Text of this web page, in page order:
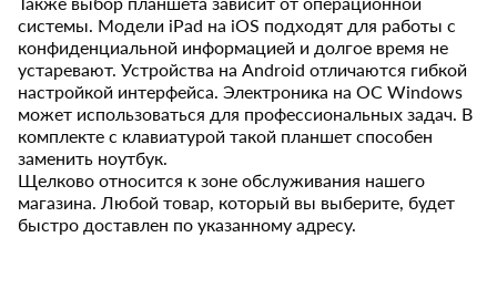
системы. Модели iPad на iOS подходят для работы с
конфиденциальной информацией и долгое время не
устаревают. Устройства на Android отличаются гибкой
настройкой интерфейса. Электроника на ОС Windows
может использоваться для профессиональных задач. В
комплекте с клавиатурой такой планшет способен
заменить ноутбук.
Щелково относится к зоне обслуживания нашего
магазина. Любой товар, который вы выберите, будет
быстро доставлен по указанному адресу.